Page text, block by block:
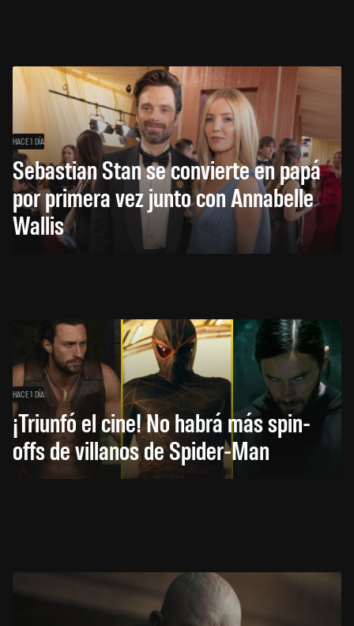
HACE 1 DÍA
Sebastian Stan se convierte en papá
por primera vez junto con Annabelle
Wallis
HACE 1 DÍA
¡Triunfó el cine! No habrá más spin-
offs de villanos de Spider-Man